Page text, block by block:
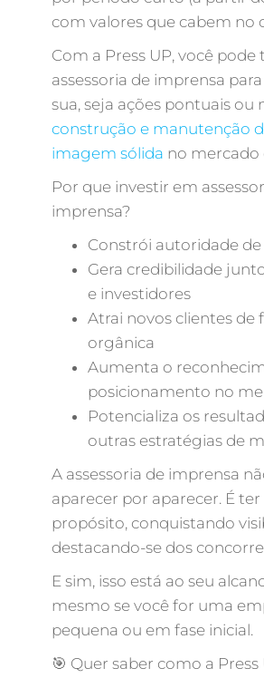
com valores que cabem no
Com a Press UP, você pode
assessoria de imprensa
sua, seja ações pontuais ou
construção e manutenção
imagem sólida no mercado
Por que investir em
imprensa?
Constrói autoridade
Gera credibilidade
e investidores
Atrai novos clientes de
orgânica
Aumenta o
posicionamento no
Potencializa os
outras estratégias de
A assessoria de imprensa
aparecer por aparecer. É
propósito, conquistando
destacando-se dos
E sim, isso está ao seu
mesmo se você for uma
pequena ou em fase inicial.
🎯 Quer saber como a Press